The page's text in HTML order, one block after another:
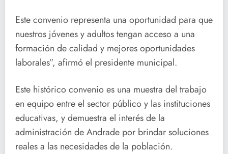
Este convenio representa una oportunidad para que
nuestros jóvenes y adultos tengan acceso a una
formación de calidad y mejores oportunidades
laborales”, afirmó el presidente municipal.
Este histórico convenio es una muestra del trabajo
en equipo entre el sector público y las instituciones
educativas, y demuestra el interés de la
administración de Andrade por brindar soluciones
reales a las necesidades de la población.